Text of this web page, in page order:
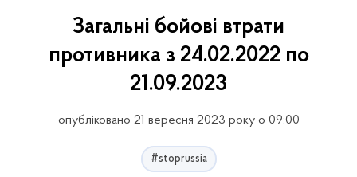
Загальні бойові втрати
противника з 24.02.2022 по
21.09.2023
опубліковано 21 вересня 2023 року о 09:00
#stoprussia